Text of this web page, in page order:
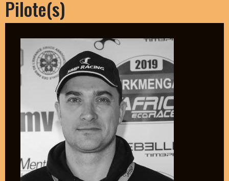
Pilote(s)